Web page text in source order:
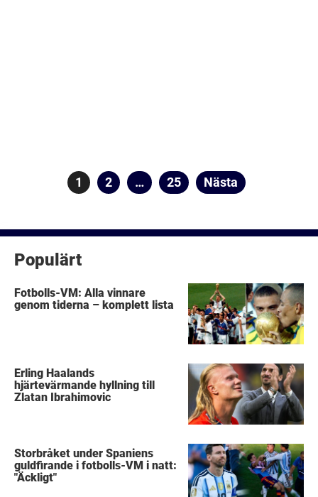
Sidnumrering
Sida
1 Sida
2 … Sida
25 Nästa
Populärt
Fotbolls-VM: Alla vinnare
genom tiderna – komplett lista
Erling Haalands
hjärtevärmande hyllning till
Zlatan Ibrahimovic
Storbråket under Spaniens
guldfirande i fotbolls-VM i natt:
"Äckligt"